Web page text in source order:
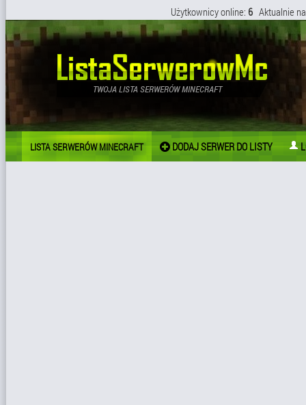
Użytkownicy online: 6 Aktualnie
LISTA SERWERÓW MINECRAFT DODAJ SERWER DO LISTY